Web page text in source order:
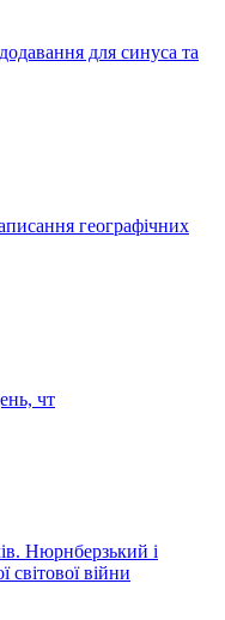
для синуса та
географічних
чт
Нюрнберзький і
війни